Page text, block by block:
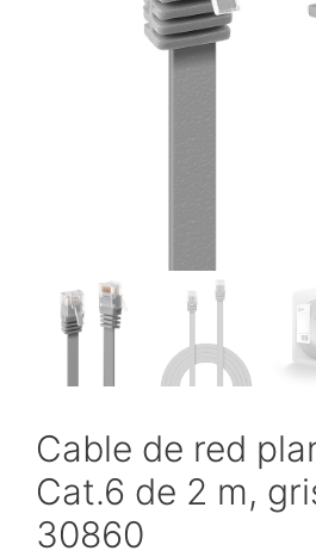
Cable de red
Cat.6 de 2 m,
30860